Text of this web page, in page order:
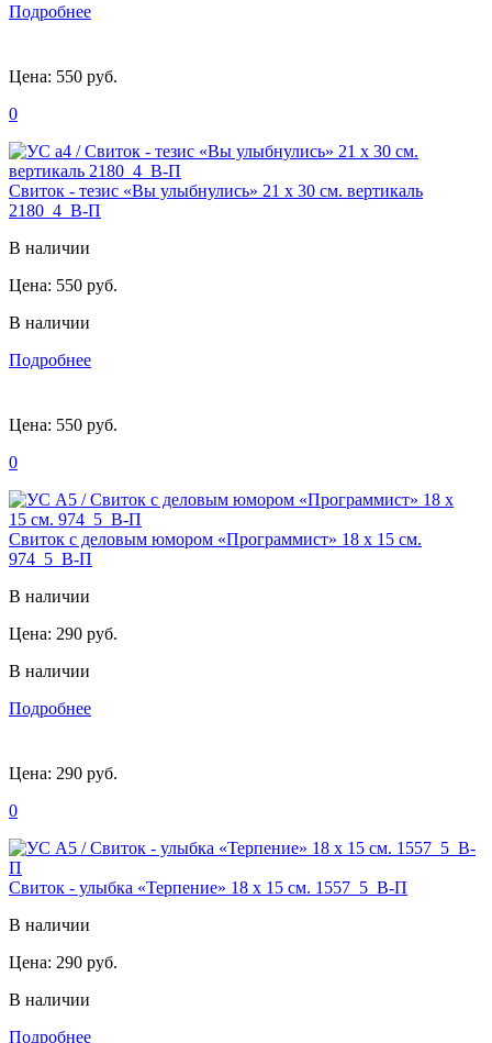
Подробнее
Цена: 550 руб.
0
Свиток - тезис «Вы улыбнулись» 21 х 30 см. вертикаль
2180_4_В-П
В наличии
Цена: 550 руб.
В наличии
Подробнее
Цена: 550 руб.
0
Свиток с деловым юмором «Программист» 18 х 15 см.
974_5_В-П
В наличии
Цена: 290 руб.
В наличии
Подробнее
Цена: 290 руб.
0
Свиток - улыбка «Терпение» 18 х 15 см. 1557_5_В-П
В наличии
Цена: 290 руб.
В наличии
Подробнее